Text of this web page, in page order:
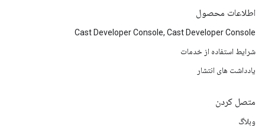
اطلاعات محصول
Cast Developer Console, Cast Developer Console
شرایط استفاده از خدمات
یادداشت های انتشار
متصل کردن
وبلاگ